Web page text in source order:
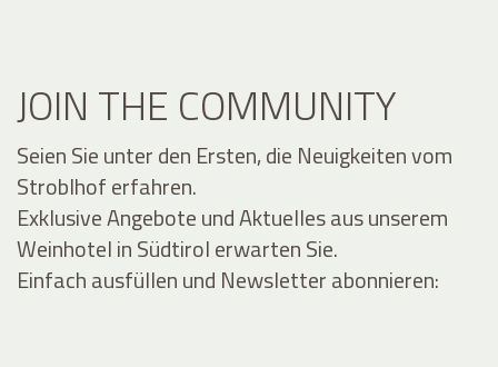
JOIN THE COMMUNITY
Seien Sie unter den Ersten, die Neuigkeiten vom
Stroblhof erfahren.
Exklusive Angebote und Aktuelles aus unserem
Weinhotel in Südtirol erwarten Sie.
Einfach ausfüllen und Newsletter abonnieren: